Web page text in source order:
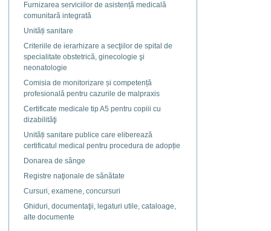
Furnizarea serviciilor de asistență medicală
comunitară integrată
Unități sanitare
Criteriile de ierarhizare a secţiilor de spital de
specialitate obstetrică, ginecologie şi
neonatologie
Comisia de monitorizare și competență
profesională pentru cazurile de malpraxis
Certificate medicale tip A5 pentru copiii cu
dizabilităţi
Unități sanitare publice care eliberează
certificatul medical pentru procedura de adopție
Donarea de sânge
Registre naţionale de sănătate
Cursuri, examene, concursuri
Ghiduri, documentaţii, legaturi utile, cataloage,
alte documente